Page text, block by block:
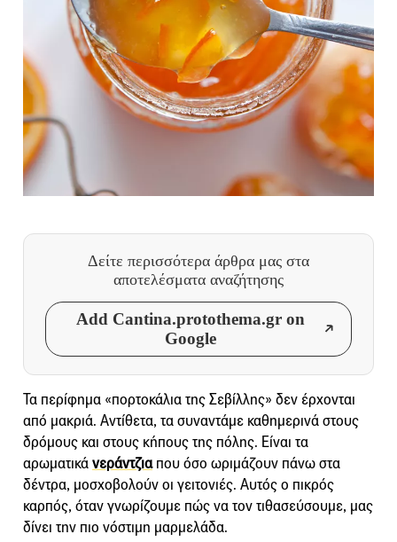
Δείτε περισσότερα άρθρα μας στα
αποτελέσματα αναζήτησης
Add Cantina.protothema.gr on
Google
Τα περίφημα «πορτοκάλια της Σεβίλλης» δεν έρχονται
από μακριά. Αντίθετα, τα συναντάμε καθημερινά στους
δρόμους και στους κήπους της πόλης. Είναι τα
αρωματικάνεράντζιαπου όσο ωριμάζουν πάνω στα
δέντρα, μοσχοβολούν οι γειτονιές. Αυτός ο πικρός
καρπός, όταν γνωρίζουμε πώς να τον τιθασεύσουμε, μας
δίνει την πιο νόστιμη μαρμελάδα.